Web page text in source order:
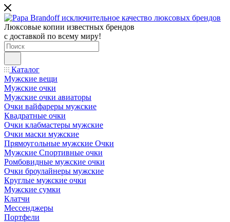
Люксовые копии известных брендов
с доставкой по всему миру!
Каталог
Мужские вещи
Мужские очки
Мужские очки авиаторы
Очки вайфареры мужские
Квадратные очки
Очки клабмастеры мужские
Очки маски мужские
Прямоугольные мужские Очки
Мужские Спортивные очки
Ромбовидные мужские очки
Очки броулайнеры мужские
Круглые мужские очки
Мужские сумки
Клатчи
Мессенджеры
Портфели